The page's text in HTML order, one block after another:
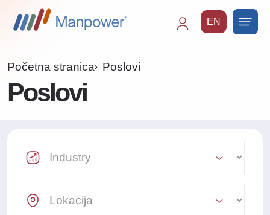
EN
Početna stranica Poslovi
Poslovi
Industry Select
Location Select